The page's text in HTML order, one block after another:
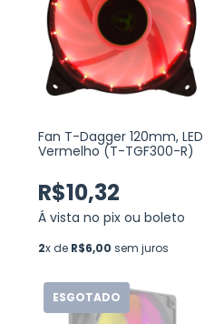
Fan T-Dagger 120mm, LED
Vermelho (T-TGF300-R)
R$10,32
Á vista no pix ou boleto
2x de R$6,00 sem juros
ESGOTADO